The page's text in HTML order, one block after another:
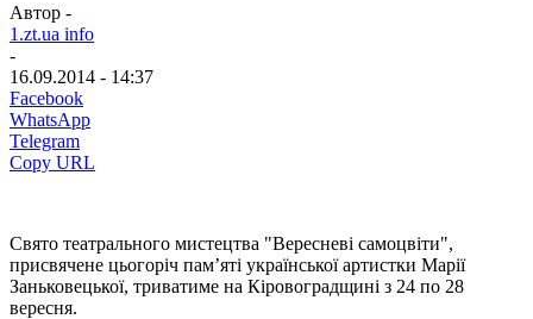
Автор -
1.zt.ua info
-
16.09.2014 - 14:37
Facebook
WhatsApp
Telegram
Copy URL
Свято театрального мистецтва "Вересневі самоцвіти",
присвячене цьогоріч пам’яті української артистки Марії
Заньковецької, триватиме на Кіровоградщині з 24 по 28
вересня.